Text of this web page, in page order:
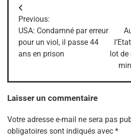
Navigation
de
l’article
Previous:
USA: Condamné par erreur
pour un viol, il passe 44
ans en prison
lot de
Laisser un commentaire
Votre adresse e-mail ne sera pas
obligatoires sont indiqués avec *